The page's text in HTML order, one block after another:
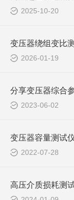
2025-10-20
2026-01-19
2023-06-02
2022-07-28